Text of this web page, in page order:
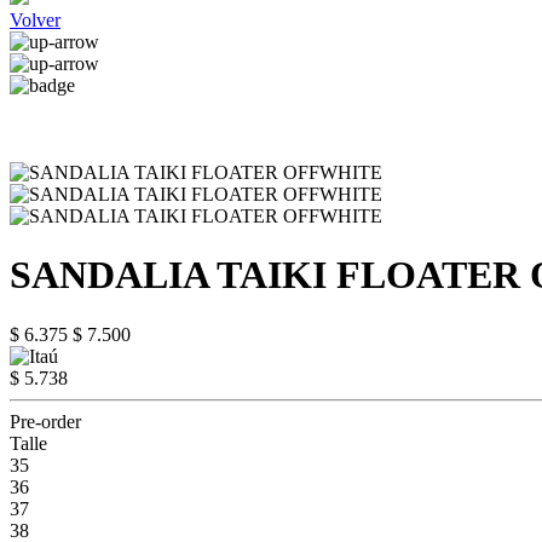
Volver
SANDALIA TAIKI FLOATER
$ 6.375 $ 7.500
$ 5.738
Pre-order
Talle
35
36
37
38